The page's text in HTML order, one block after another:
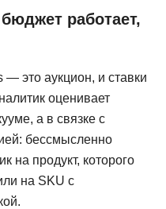
работает,
это аукцион, и ставки
оценивает
а в связке с
бессмысленно
на продукт, которого
на SKU с